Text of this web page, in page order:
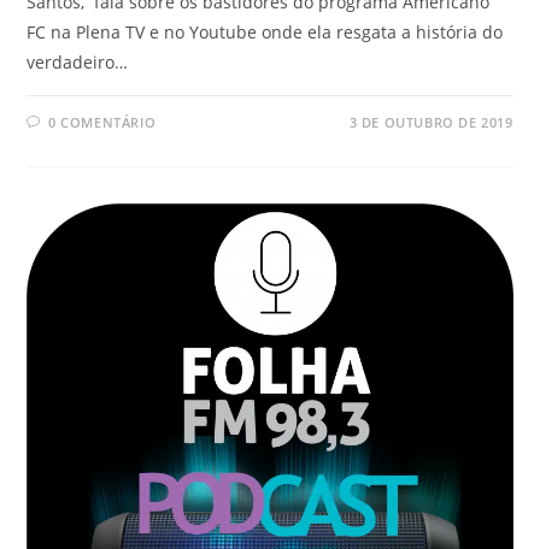
FC na Plena TV e no Youtube onde ela resgata a história do
verdadeiro…
0 COMENTÁRIO 3 DE OUTUBRO DE 2019